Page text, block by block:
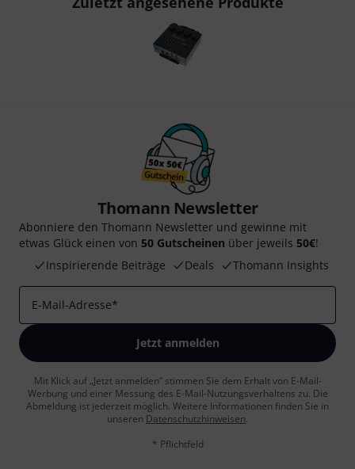
Thomann Newsletter
Abonniere den Thomann Newsletter und gewinne mit
etwas Glück einen von 50 Gutscheinen über jeweils 50€!
Inspirierende Beiträge
Deals Thomann Insights
E-Mail-Adresse*
Jetzt anmelden
Mit Klick auf „Jetzt anmelden“ stimmen Sie dem Erhalt von E-Mail-
Werbung und einer Messung des E-Mail-Nutzungsverhaltens zu. Die
Abmeldung ist jederzeit möglich. Weitere Informationen finden Sie in
unseren Datenschutzhinweisen.
* Pflichtfeld